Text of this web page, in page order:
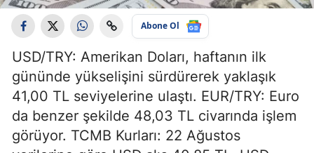
Abone Ol
USD/TRY: Amerikan Doları, haftanın ilk
gününde yükselişini sürdürerek yaklaşık
41,00 TL seviyelerine ulaştı. EUR/TRY: Euro
da benzer şekilde 48,03 TL civarında işlem
görüyor. TCMB Kurları: 22 Ağustos